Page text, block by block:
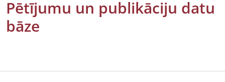
Pētījumu un publikāciju datu
bāze